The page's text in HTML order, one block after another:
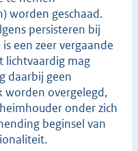
worden geschaad.
persisteren bij
een zeer vergaande
lichtvaardig mag
daarbij geen
worden overgelegd,
onder zich
beginsel van